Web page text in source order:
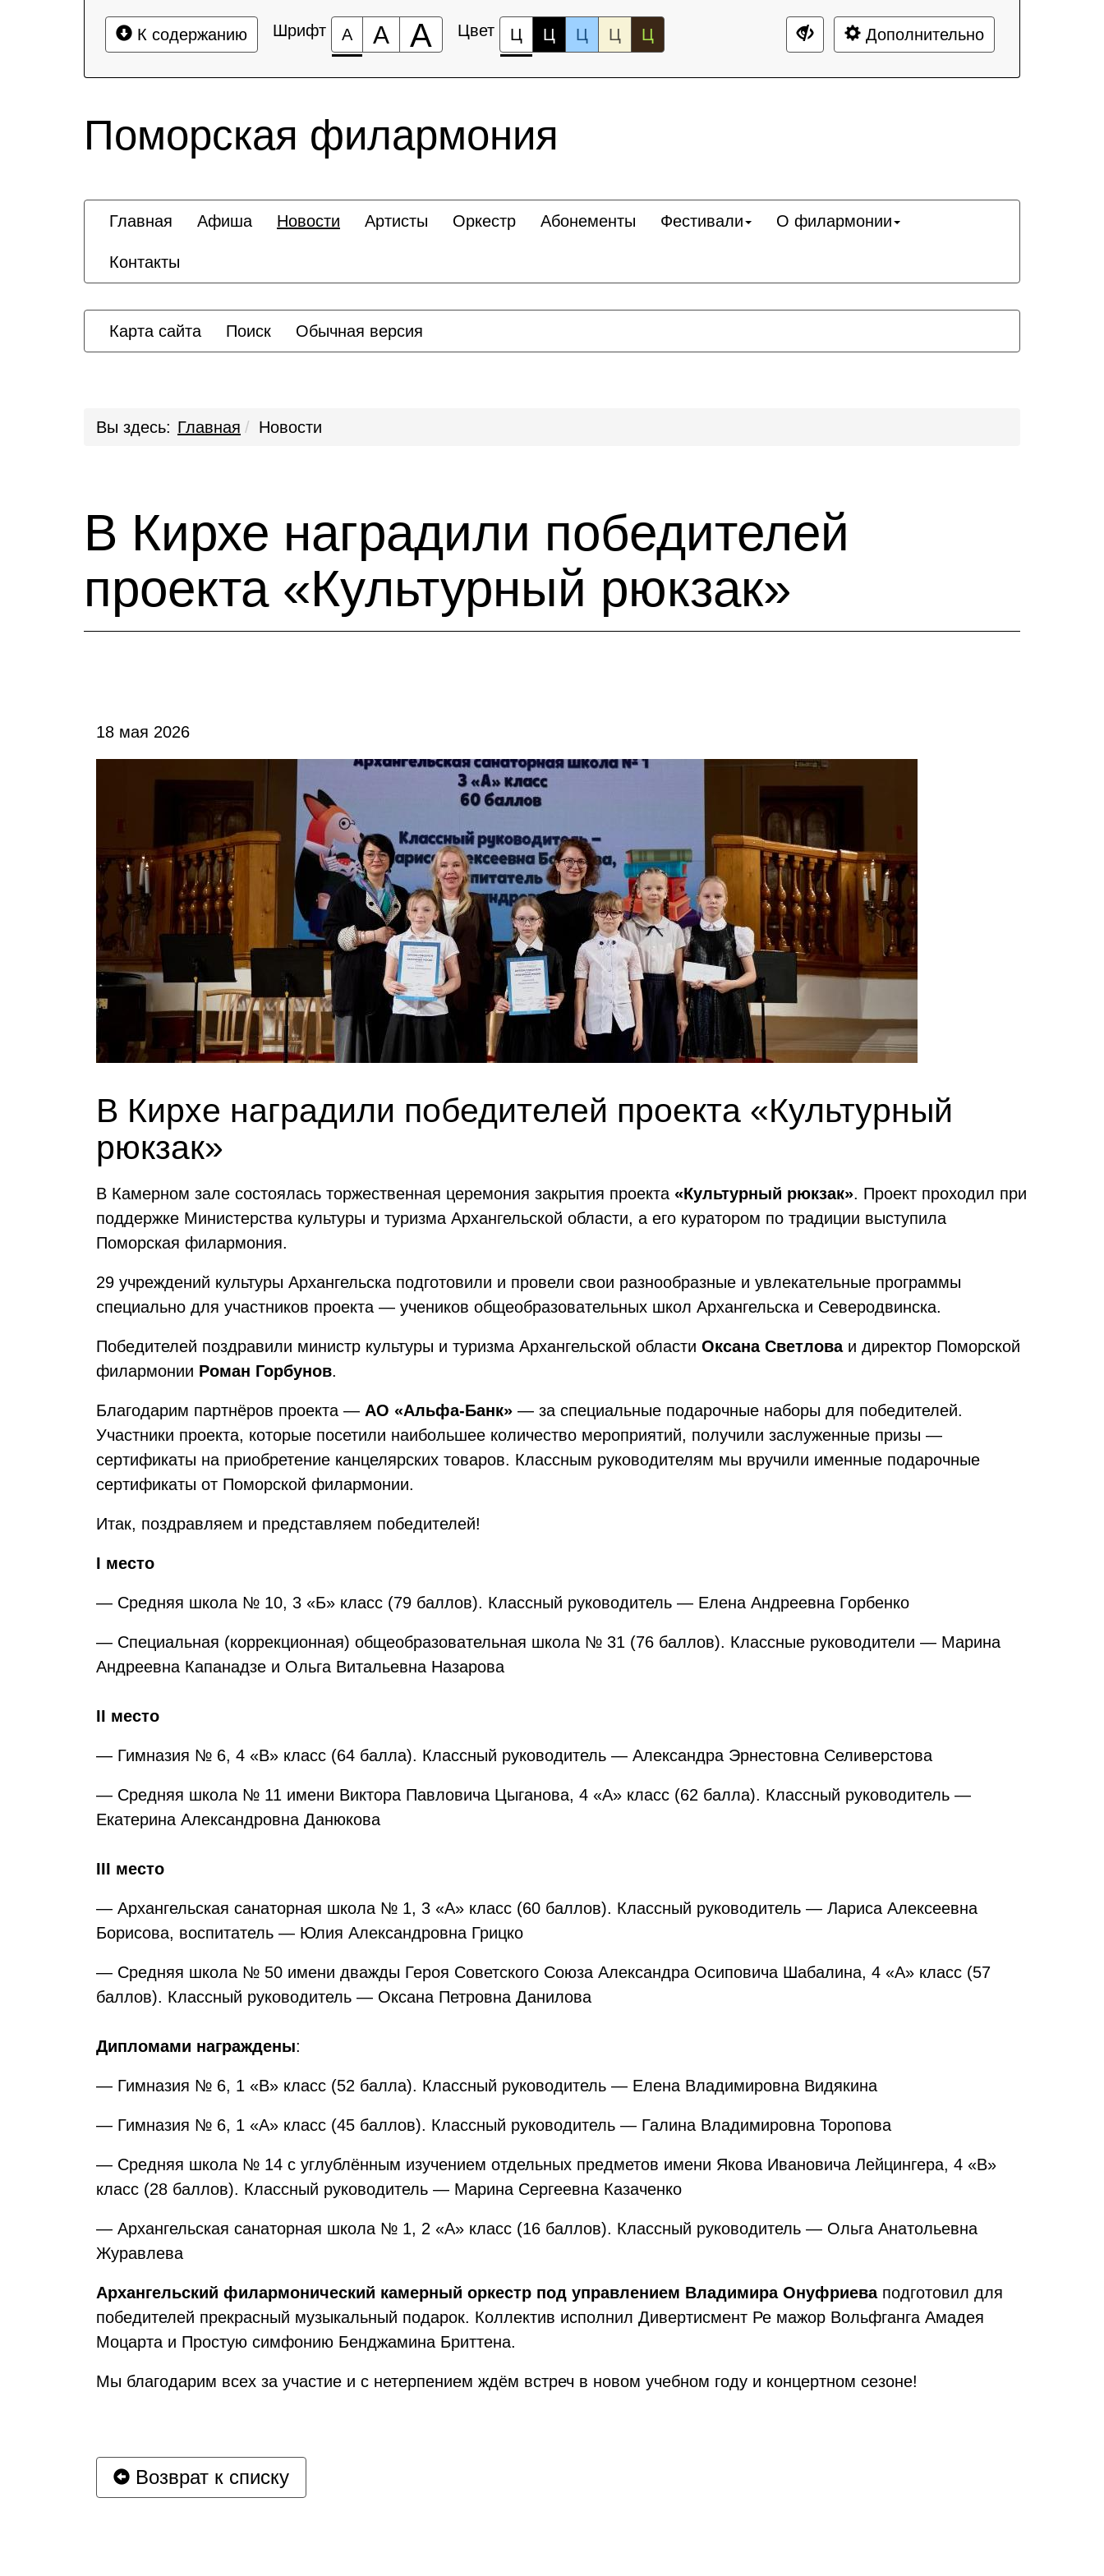
К содержанию Шрифт А А А Цвет Ц Ц Ц Ц Ц Дополнительно
Поморская филармония
Главная Афиша Новости Артисты Оркестр Абонементы Фестивали О филармонии
Контакты
Карта сайта Поиск Обычная версия
Вы здесь: Главная Новости
В Кирхе наградили победителей
проекта «Культурный рюкзак»
18 мая 2026
В Кирхе наградили победителей проекта «Культурный
рюкзак»
В Камерном зале состоялась торжественная церемония закрытия проекта «Культурный рюкзак». Проект проходил при
поддержке Министерства культуры и туризма Архангельской области, а его куратором по традиции выступила
Поморская филармония.
29 учреждений культуры Архангельска подготовили и провели свои разнообразные и увлекательные программы
специально для участников проекта — учеников общеобразовательных школ Архангельска и Северодвинска.
Победителей поздравили министр культуры и туризма Архангельской области Оксана Светловаи директор Поморской
филармонии Роман Горбунов.
Благодарим партнёров проекта — АО «Альфа-Банк» — за специальные подарочные наборы для победителей.
Участники проекта, которые посетили наибольшее количество мероприятий, получили заслуженные призы —
сертификаты на приобретение канцелярских товаров. Классным руководителям мы вручили именные подарочные
сертификаты от Поморской филармонии.
Итак, поздравляем и представляем победителей!
I место
— Средняя школа № 10, 3 «Б» класс (79 баллов). Классный руководитель — Елена Андреевна Горбенко
— Специальная (коррекционная) общеобразовательная школа № 31 (76 баллов). Классные руководители — Марина
Андреевна Капанадзе и Ольга Витальевна Назарова
II место
— Гимназия № 6, 4 «В» класс (64 балла). Классный руководитель — Александра Эрнестовна Селиверстова
— Средняя школа № 11 имени Виктора Павловича Цыганова, 4 «А» класс (62 балла). Классный руководитель —
Екатерина Александровна Данюкова
III место
— Архангельская санаторная школа № 1, 3 «А» класс (60 баллов). Классный руководитель — Лариса Алексеевна
Борисова, воспитатель — Юлия Александровна Грицко
— Средняя школа № 50 имени дважды Героя Советского Союза Александра Осиповича Шабалина, 4 «А» класс (57
баллов). Классный руководитель — Оксана Петровна Данилова
Дипломами награждены:
— Гимназия № 6, 1 «В» класс (52 балла). Классный руководитель — Елена Владимировна Видякина
— Гимназия № 6, 1 «А» класс (45 баллов). Классный руководитель — Галина Владимировна Торопова
— Средняя школа № 14 с углублённым изучением отдельных предметов имени Якова Ивановича Лейцингера, 4 «В»
класс (28 баллов). Классный руководитель — Марина Сергеевна Казаченко
— Архангельская санаторная школа № 1, 2 «А» класс (16 баллов). Классный руководитель — Ольга Анатольевна
Журавлева
Архангельский филармонический камерный оркестр под управлением Владимира Онуфриева подготовил для
победителей прекрасный музыкальный подарок. Коллектив исполнил Дивертисмент Ре мажор Вольфганга Амадея
Моцарта и Простую симфонию Бенджамина Бриттена.
Мы благодарим всех за участие и с нетерпением ждём встреч в новом учебном году и концертном сезоне!
Возврат к списку